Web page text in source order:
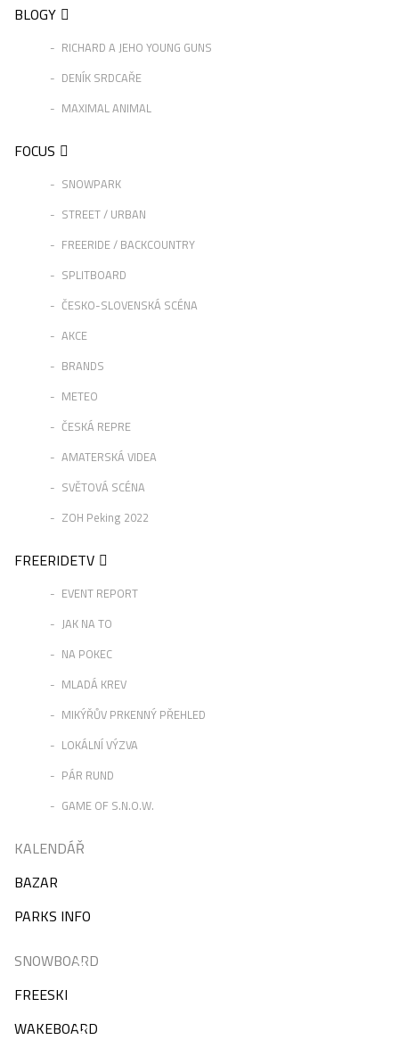
BLOGY
RICHARD A JEHO YOUNG GUNS
DENÍK SRDCAŘE
MAXIMAL ANIMAL
FOCUS
SNOWPARK
STREET / URBAN
FREERIDE / BACKCOUNTRY
SPLITBOARD
ČESKO-SLOVENSKÁ SCÉNA
AKCE
BRANDS
METEO
ČESKÁ REPRE
AMATERSKÁ VIDEA
SVĚTOVÁ SCÉNA
ZOH Peking 2022
FREERIDETV
EVENT REPORT
JAK NA TO
NA POKEC
MLADÁ KREV
MIKÝŘŮV PRKENNÝ PŘEHLED
LOKÁLNÍ VÝZVA
PÁR RUND
GAME OF S.N.O.W.
KALENDÁŘ
BAZAR
PARKS INFO
SNOWBOARD
FREESKI
WAKEBOARD